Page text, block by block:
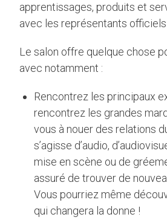
apprentissages, produits et
avec les représentants
Le salon offre quelque chose
avec notamment :
Rencontrez les principaux
rencontrez les grandes
vous à nouer des relations
s’agisse d’audio,
mise en scène ou de
assuré de trouver de
Vous pourriez même
qui changera la donne !